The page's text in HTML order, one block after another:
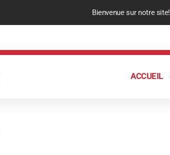
Bienvenue sur notre site!
ACCUEIL